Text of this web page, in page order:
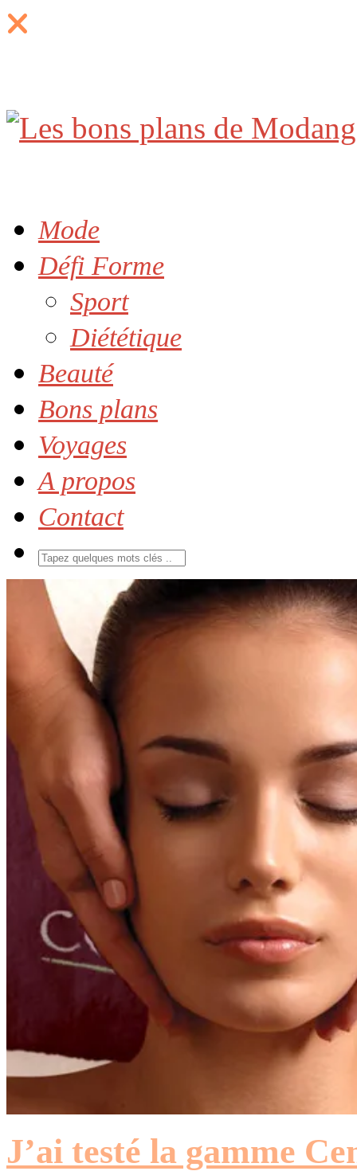
Mode
Défi Forme
Sport
Diététique
Beauté
Bons plans
Voyages
A propos
Contact
J’ai testé la gamme